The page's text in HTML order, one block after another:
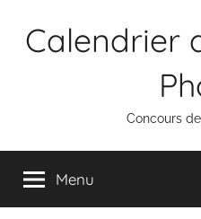
Calendrier
Concours
Menu